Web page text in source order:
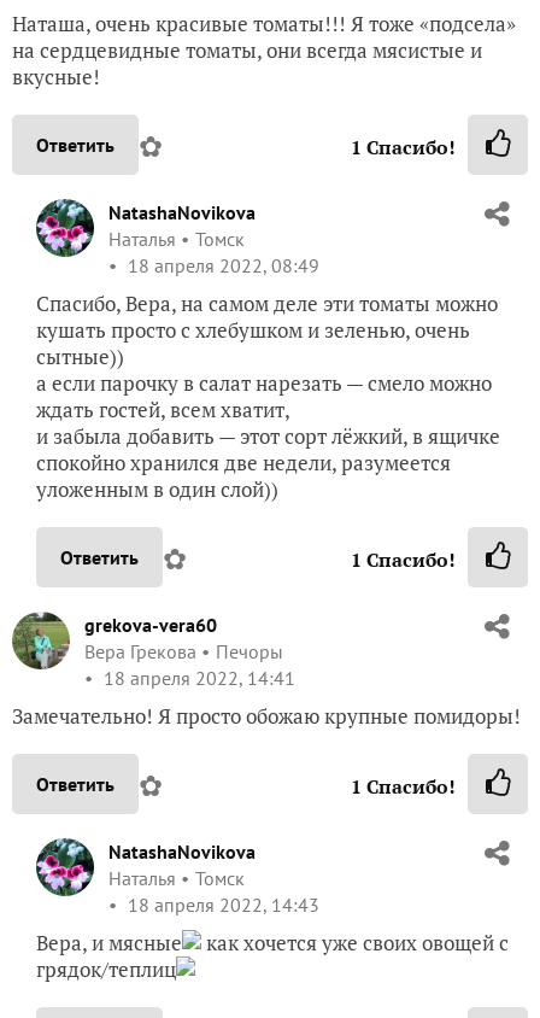
Наташа, очень красивые томаты!!! Я тоже «подсела»
на сердцевидные томаты, они всегда мясистые и
вкусные!
Ответить ✿ 1 Спасибо!
NatashaNovikova
Наталья
Томск
18 апреля 2022, 08:49
Спасибо, Вера, на самом деле эти томаты можно
кушать просто с хлебушком и зеленью, очень
сытные))
а если парочку в салат нарезать — смело можно
ждать гостей, всем хватит,
и забыла добавить — этот сорт лёжкий, в ящичке
спокойно хранился две недели, разумеется
уложенным в один слой))
Ответить ✿ 1 Спасибо!
grekova-vera60
Вера Грекова
Печоры
18 апреля 2022, 14:41
Замечательно! Я просто обожаю крупные помидоры!
Ответить ✿ 1 Спасибо!
NatashaNovikova
Наталья
Томск
18 апреля 2022, 14:43
Вера, и мясные
как хочется уже своих овощей с
грядок/теплиц